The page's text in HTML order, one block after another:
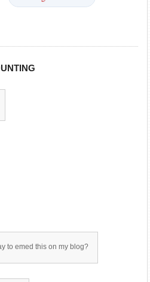
to emed this on my blog?